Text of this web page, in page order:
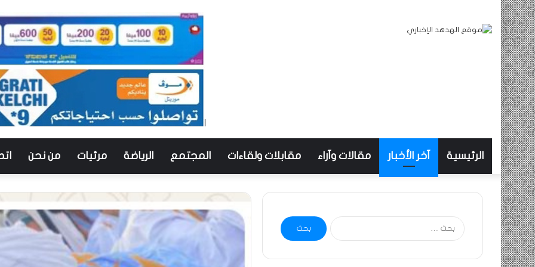
الرئيسية آخر الأخبار مقالات وآراء مقابلات ولقاءات المجتمع الرياضة مرئيات من نحن
البحث
عن: